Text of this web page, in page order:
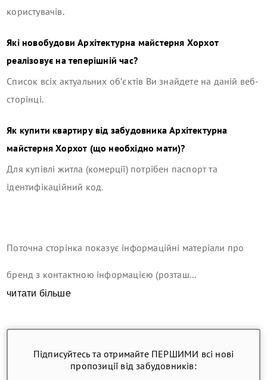
користувачів.
Які новобудовиАрхітектурна майстерня Хорхот
реалізовує на теперішній час?
Список всіх актуальних об’єктів Ви знайдете на даній веб-
сторінці.
Як купити квартиру від забудовникаАрхітектурна
майстерня Хорхот (що необхідно мати)?
Для купівлі житла (комерції) потрібен паспорт та
ідентифікаційний код.
Поточна сторінка показує інформаційні матеріали про
бренд з контактною інформацією (розташ...
читати більше
Підписуйтесь та отримайте ПЕРШИМИ всі нові
пропозиції від забудовників: